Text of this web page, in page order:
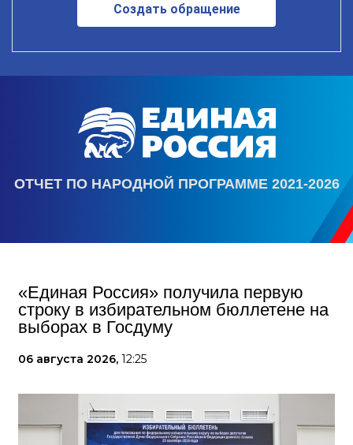
Создать обращение
ОТЧЕТ ПО НАРОДНОЙ ПРОГРАММЕ 2021-2026
«Единая Россия» получила первую
строку в избирательном бюллетене на
выборах в Госдуму
06 августа 2026, 12:25